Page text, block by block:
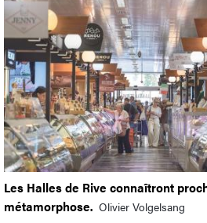
Les Halles de Rive connaîtront
métamorphose. Olivier Volgelsang